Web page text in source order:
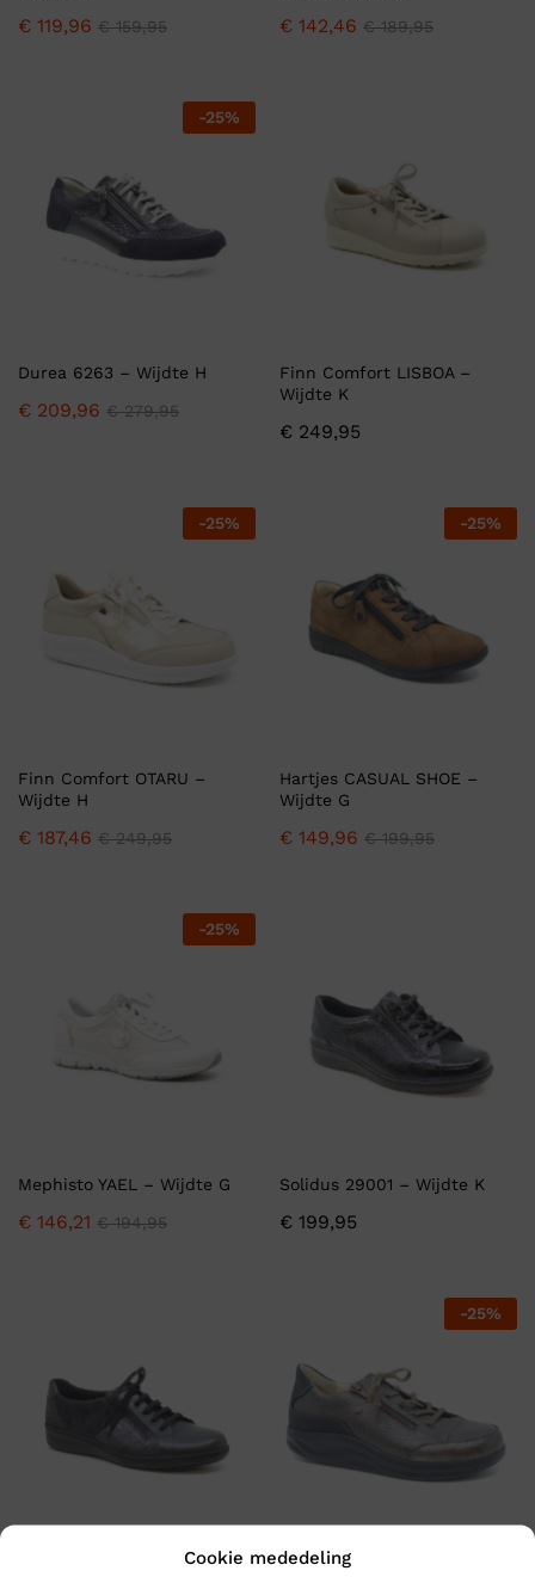
Cookie mededeling
€ 119,96 €159,95 € 142,46 €189,95
-25%
Durea 6263 – Wijdte H
€ 209,96 €279,95
Finn Comfort LISBOA –
Wijdte K
€ 249,95
-25%
Finn Comfort OTARU –
Wijdte H
€ 187,46 €249,95
-25%
Hartjes CASUAL SHOE –
Wijdte G
€ 149,96 €199,95
-25%
Mephisto YAEL – Wijdte G
€ 146,21 €194,95
Solidus 29001 – Wijdte K
€ 199,95
SOLIDUS 27001 – Wijdte H
-25%
Finn Comfort HACHIOUJI –